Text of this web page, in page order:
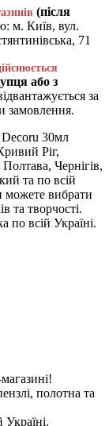
(після
м. Київ, вул.
71
або з
за
замовлення.
30мл
Ріг,
Чернігів,
та по всій
можете вибрати
та творчості.
по всій Україні.
полотна та